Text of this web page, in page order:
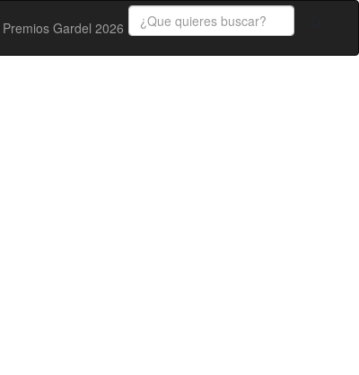
Premios Gardel 2026